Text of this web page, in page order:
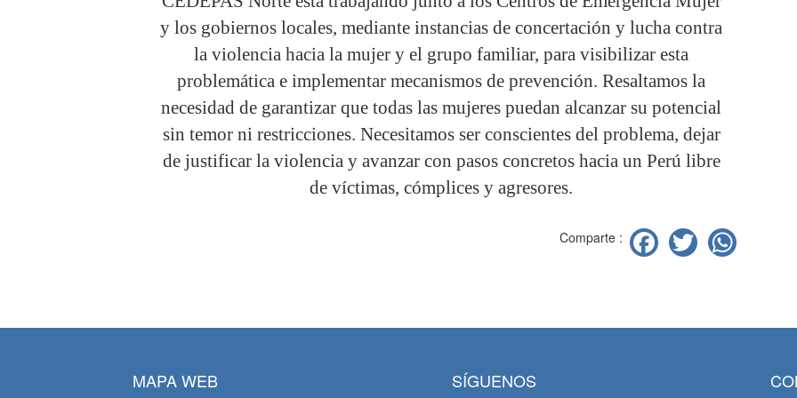
y los gobiernos locales, mediante instancias de concertación y lucha contra
la violencia hacia la mujer y el grupo familiar, para visibilizar esta
problemática e implementar mecanismos de prevención. Resaltamos la
necesidad de garantizar que todas las mujeres puedan alcanzar su potencial
sin temor ni restricciones. Necesitamos ser conscientes del problema, dejar
de justificar la violencia y avanzar con pasos concretos hacia un Perú libre
de víctimas, cómplices y agresores.
Comparte : Facebook
Twitter
MAPA WEB SÍGUENOS